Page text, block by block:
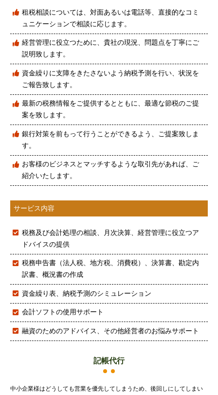
租税相談については、対面あるいは電話等、直接的なコミ
ュニケーションで相談に応じます。
経営管理に役立つために、貴社の現況、問題点を丁寧にご
説明致します。
資金繰りに支障をきたさないよう納税予測を行い、状況を
ご報告致します。
最新の税務情報をご提供するとともに、最適な節税のご提
案を致します。
銀行対策を前もって行うことができるよう、ご提案致しま
す。
お客様のビジネスとマッチするような取引先があれば、ご
紹介いたします。
サービス内容
税務及び会計処理の相談、月次決算、経営管理に役立つア
ドバイスの提供
税務申告書（法人税、地方税、消費税）、決算書、勘定内
訳書、概況書の作成
資金繰り表、納税予測のシミュレーション
会計ソフトの使用サポート
融資のためのアドバイス、その他経営者のお悩みサポート
記帳代行
中小企業様はどうしても営業を優先してしまうため、後回しにしてしまい